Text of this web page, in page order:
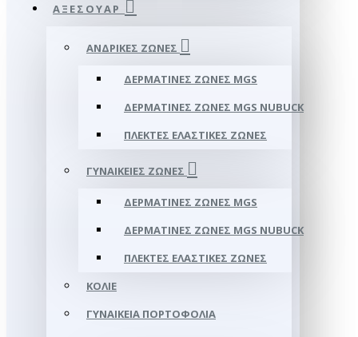
ΑΞΕΣΟΥΑΡ
ΑΝΔΡΙΚΈΣ ΖΏΝΕΣ
ΔΕΡΜΆΤΙΝΕΣ ΖΏΝΕΣ MGS
ΔΕΡΜΆΤΙΝΕΣ ΖΏΝΕΣ MGS NUBUCK
ΠΛΕΚΤΈΣ ΕΛΑΣΤΙΚΈΣ ΖΏΝΕΣ
ΓΥΝΑΙΚΕΊΕΣ ΖΏΝΕΣ
ΔΕΡΜΆΤΙΝΕΣ ΖΏΝΕΣ MGS
ΔΕΡΜΆΤΙΝΕΣ ΖΏΝΕΣ MGS NUBUCK
ΠΛΕΚΤΈΣ ΕΛΑΣΤΙΚΈΣ ΖΏΝΕΣ
ΚΟΛΙΈ
ΓΥΝΑΙΚΕΊΑ ΠΟΡΤΟΦΌΛΙΑ